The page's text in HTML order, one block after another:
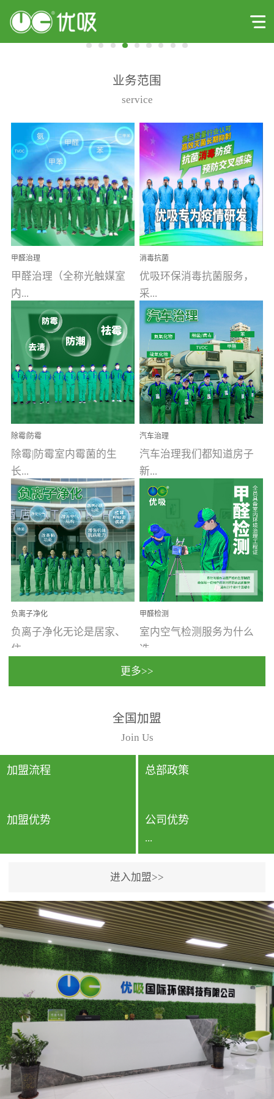
业务范围
service
甲醛治理
甲醛治理（全称光触媒室
内...
空气污染净化治理）工业
文明的进步，创造了多姿
多彩的家居产品和生活情
调，但也带来了以甲醛为
首的室内...
消毒抗菌
优吸环保消毒抗菌服务，
采...
用行业公认奥维牌消毒
液，具备杀死人体冠状病
毒的功效，杀菌率
99.99%。相对于传统消毒
液来说，无...
除霉|防霉
除霉|防霉室内霉菌的生
长...
受温度、湿度、基质养
分、通风四个条件影响，
温暖潮湿、营养物质多、
通风缓慢的空间最易滋生
大量霉菌的...
汽车治理
汽车治理我们都知道房子
新...
装修完会有甲醛，其实汽
车的甲醛超标问题更为严
重。汽车的空间范围小，
配件、皮具、装饰多，这
些都是汽...
负离子净化
负离子净化无论是居家、
住...
动，人类长时间停留的室
内空间都有整体消毒的需
要。因为空间内人流携带
的、空气...
甲醛检测
室内空气检测服务为什么
选...
行国家规定的标准检测方
法，空气采样量准确，检
测结果可靠，远胜于其他
检测...
更多>>
全国加盟
Join Us
加盟流程 总部政策
加盟优势 公司优势
...
专利保护优势、双甲资质
企业（“室内环境净化治理
甲级施工资质”“室内环境
污染治理资质等级证
书”）、拥有多名高级《环
境工程高级工程师》室内
空气治理资格认证的治理
人员、掌握室内空气净化
治理实用技术和五项专利
技术、八项计算机软件著
作权登记证书等。研发实
进入加盟>>